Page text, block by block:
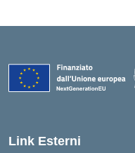
Link Esterni